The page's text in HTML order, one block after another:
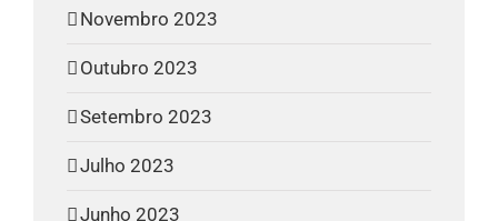
Novembro 2023
Outubro 2023
Setembro 2023
Julho 2023
Junho 2023